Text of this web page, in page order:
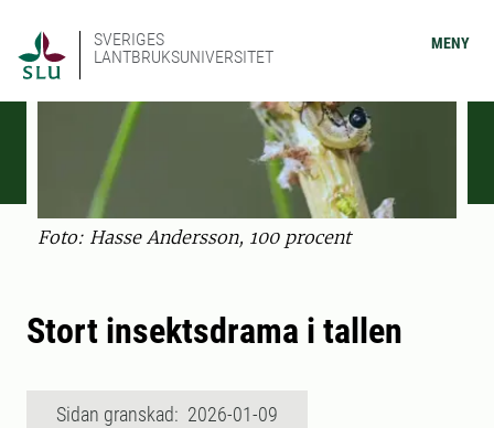
SVERIGES
LANTBRUKSUNIVERSITET
MENY
Foto: Hasse Andersson, 100 procent
Stort insektsdrama i tallen
Sidan granskad: 2026-01-09